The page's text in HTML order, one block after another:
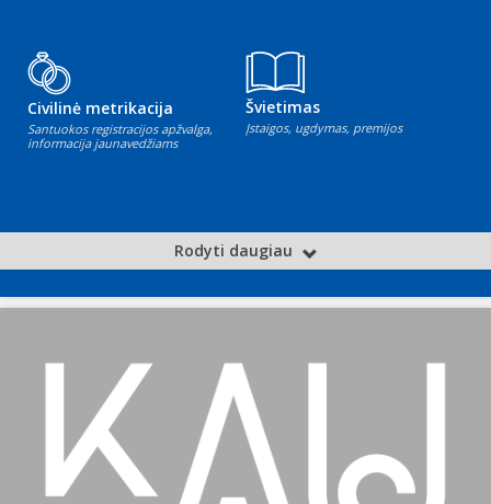
Civilinė metrikacija
Santuokos registracijos apžvalga,
informacija jaunavedžiams
Švietimas
Įstaigos, ugdymas, premijos
Rodyti daugiau